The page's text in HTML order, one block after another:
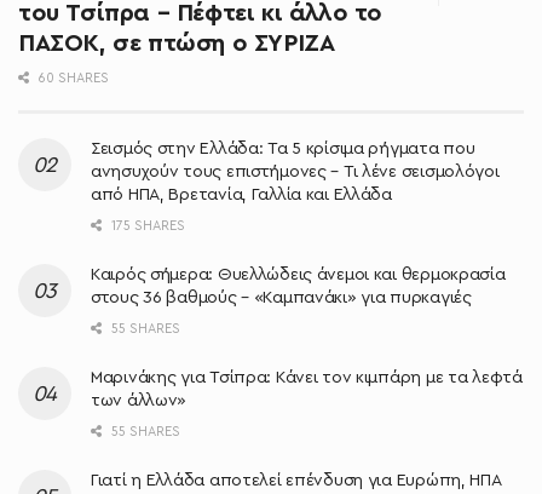
του Τσίπρα – Πέφτει κι άλλο το
ΠΑΣΟΚ, σε πτώση ο ΣΥΡΙΖΑ
60 SHARES
Σεισμός στην Ελλάδα: Τα 5 κρίσιμα ρήγματα που
ανησυχούν τους επιστήμονες – Τι λένε σεισμολόγοι
από ΗΠΑ, Βρετανία, Γαλλία και Ελλάδα
175 SHARES
Καιρός σήμερα: Θυελλώδεις άνεμοι και θερμοκρασία
στους 36 βαθμούς – «Καμπανάκι» για πυρκαγιές
55 SHARES
Μαρινάκης για Τσίπρα: Κάνει τον κιμπάρη με τα λεφτά
των άλλων»
55 SHARES
Γιατί η Ελλάδα αποτελεί επένδυση για Ευρώπη, ΗΠΑ